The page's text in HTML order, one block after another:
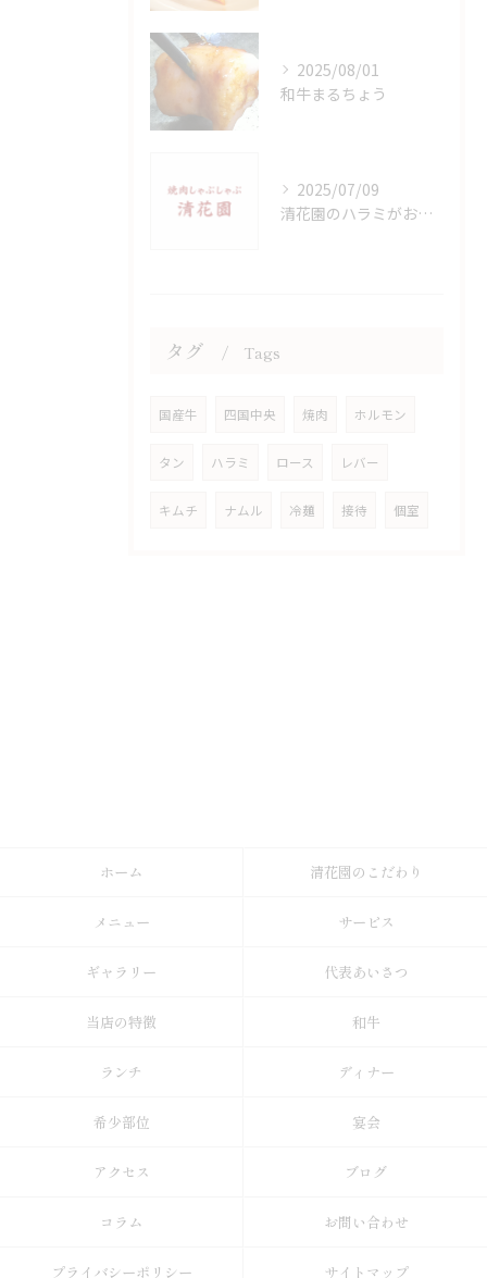
2025/08/01
和牛まるちょう
2025/07/09
清花園のハラミがおいしいのは
タグ Tags
国産牛 四国中央 焼肉 ホルモン
タン ハラミ ロース レバー
キムチ ナムル 冷麺 接待 個室
ホーム 清花園のこだわり
メニュー サービス
ギャラリー 代表あいさつ
当店の特徴 和牛
ランチ ディナー
希少部位 宴会
アクセス ブログ
コラム お問い合わせ
プライバシーポリシー サイトマップ